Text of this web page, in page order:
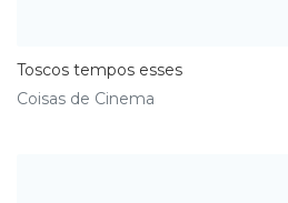
Toscos tempos esses
Coisas de Cinema